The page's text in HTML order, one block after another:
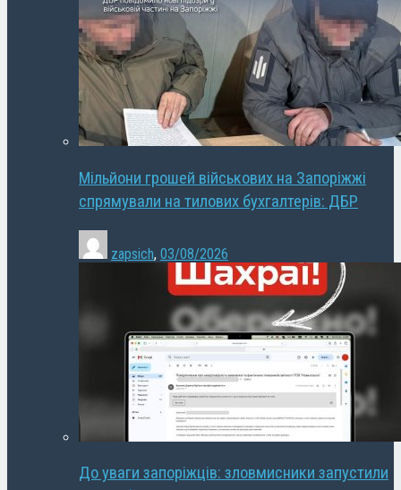
Мільйони грошей військових на Запоріжжі
спрямували на тилових бухгалтерів: ДБР
zapsich, 03/08/2026
До уваги запоріжців: зловмисники запустили